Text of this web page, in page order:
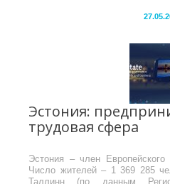
Эстония:
трудовая сфера
Эстония – член
Число жителей – 1 369 285
Таллинн (по данным